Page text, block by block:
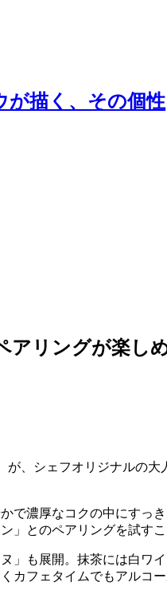
が描く、その個性
リングが楽し
、シェフオリジナルの
で濃厚なコクの中にすっ
」とのペアリングを試すこ
」も展開。抹茶には白ワ
フェタイムでもアルコ